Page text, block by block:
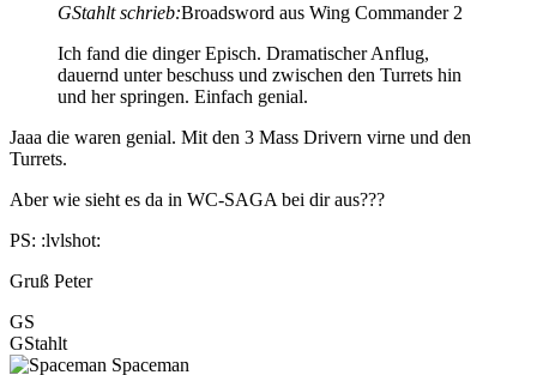
GStahlt schrieb:Broadsword aus Wing Commander 2
Ich fand die dinger Episch. Dramatischer Anflug,
dauernd unter beschuss und zwischen den Turrets hin
und her springen. Einfach genial.
Jaaa die waren genial. Mit den 3 Mass Drivern virne und den
Turrets.
Aber wie sieht es da in WC-SAGA bei dir aus???
PS: :lvlshot:
Gruß Peter
GS
GStahlt
Spaceman